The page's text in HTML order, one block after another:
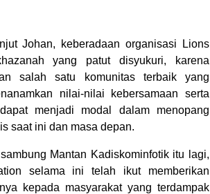
Johan, keberadaan organisasi Lions
yang patut disyukuri, karena
salah satu komunitas terbaik yang
nilai-nilai kebersamaan serta
menjadi modal dalam menopang
saat ini dan masa depan.
Mantan Kadiskominfotik itu lagi,
selama ini telah ikut memberikan
kepada masyarakat yang terdampak